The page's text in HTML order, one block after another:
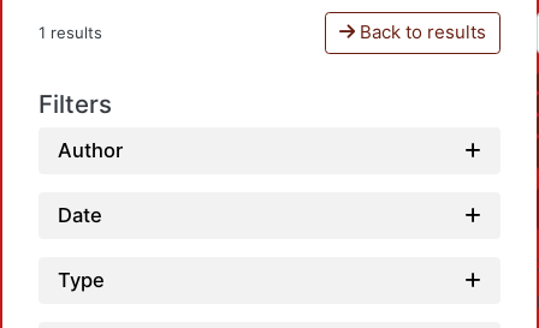
1 results Back to results
Filters
Author
Date
Type